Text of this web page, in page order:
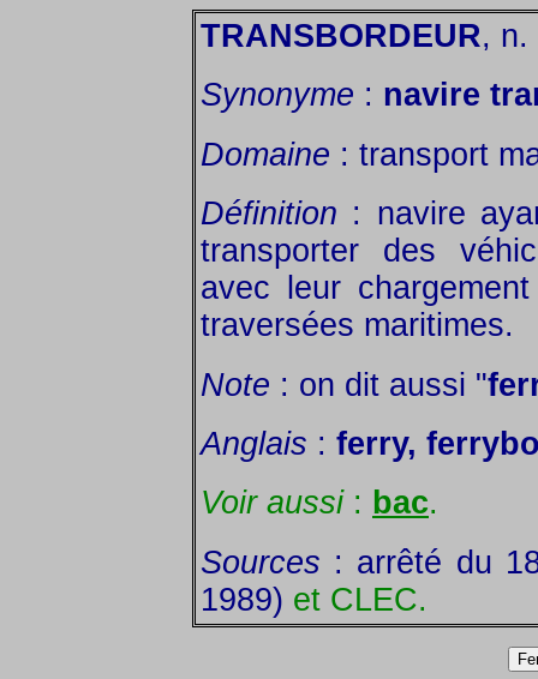
TRANSBORDEUR, n.
Synonyme : navire
Domaine : transport
Définition : navire
transporter des
avec leur
traversées maritimes.
Note : on dit aussi "
Anglais : ferry,
Voir aussi: bac.
Sources : arrêté du
1989) et CLEC.